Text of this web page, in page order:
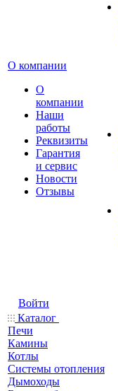
О компании
О
компании
Наши
работы
Реквизиты
Гарантия
и сервис
Новости
Отзывы
Войти
Каталог
Печи
Камины
Котлы
Системы отопления
Дымоходы